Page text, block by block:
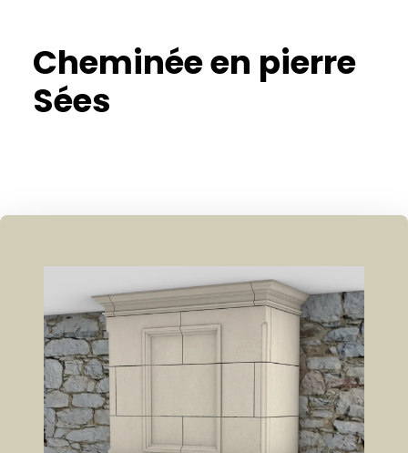
Cheminée en pierre
Sées